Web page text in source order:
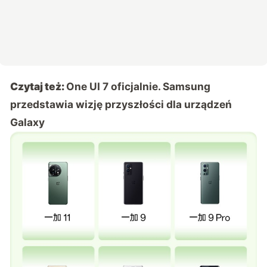
Czytaj też:One UI 7 oficjalnie. Samsung
przedstawia wizję przyszłości dla urządzeń
Galaxy